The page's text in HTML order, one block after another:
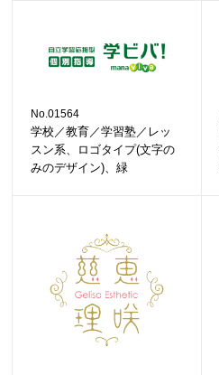
No.01564
学校／教育／学習塾／レッ
スン系、ロゴタイプ(文字の
みのデザイン)、緑